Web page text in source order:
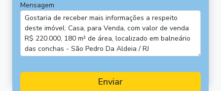
Mensagem
Enviar